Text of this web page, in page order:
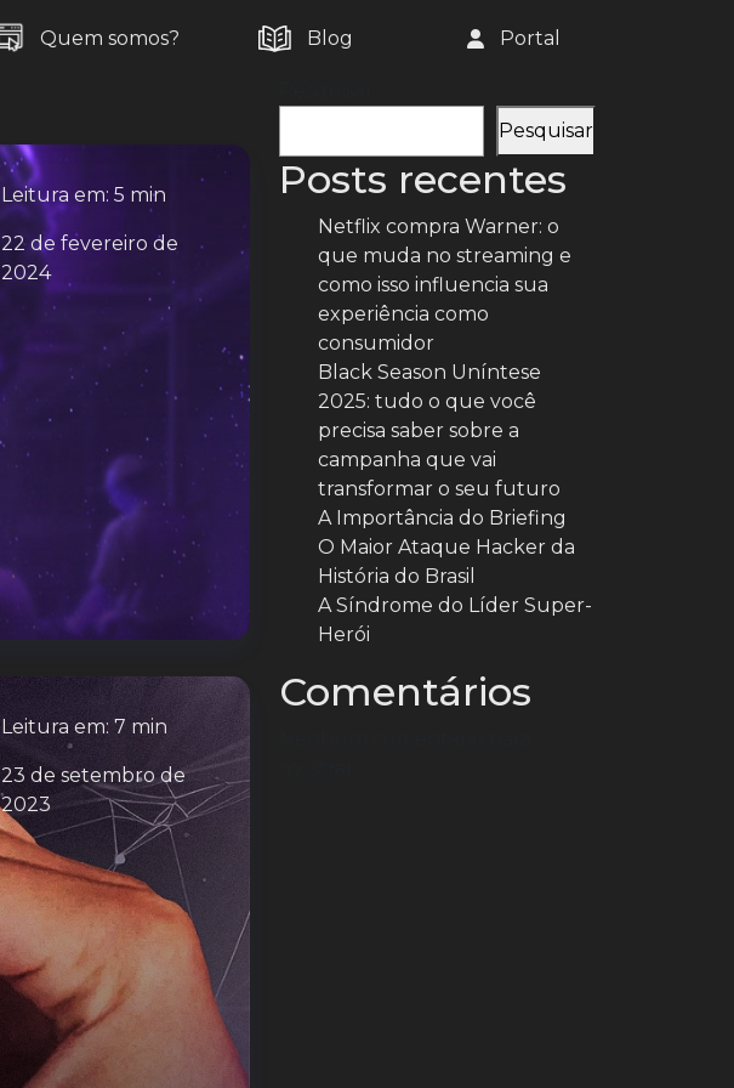
Quem somos? Blog Portal
Leitura em: 5 min
22 de fevereiro de
2024
Leitura em: 7 min
23 de setembro de
2023
Pesquisar
Posts recentes
Netflix compra Warner: o
que muda no streaming e
como isso influencia sua
experiência como
consumidor
Black Season Uníntese
2025: tudo o que você
precisa saber sobre a
campanha que vai
transformar o seu futuro
A Importância do Briefing
O Maior Ataque Hacker da
História do Brasil
A Síndrome do Líder Super-
Herói
Comentários